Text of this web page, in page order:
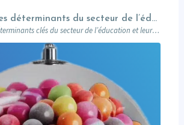
Comprendre les déterminants du secteur de l’éducation et leurs impacts sur le marketing
Découvrez les 10 déterminants clés du secteur de l’éducation et leur impact sur le marketing : attentes des prospects, innovations digitales, impact sociétal, et stratégies pour des campagnes réussies. Un guide complet pour les professionnels du marketing éducatif.